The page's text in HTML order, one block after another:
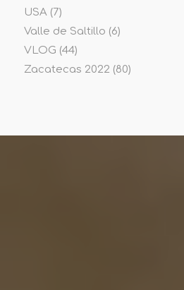
USA(7)
Valle de Saltillo (6)
VLOG (44)
Zacatecas 2022 (80)